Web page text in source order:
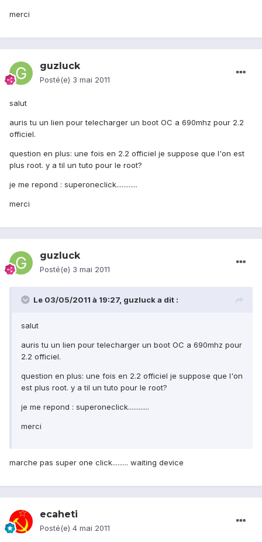
merci
guzluck
Posté(e) 3 mai 2011
salut
auris tu un lien pour telecharger un boot OC a 690mhz pour 2.2
officiel.
question en plus: une fois en 2.2 officiel je suppose que l'on est
plus root. y a til un tuto pour le root?
je me repond : superoneclick............
merci
guzluck
Posté(e) 3 mai 2011
Le 03/05/2011 à 19:27, guzluck a dit :
salut
auris tu un lien pour telecharger un boot OC a 690mhz pour
2.2 officiel.
question en plus: une fois en 2.2 officiel je suppose que l'on
est plus root. y a til un tuto pour le root?
je me repond : superoneclick............
merci
marche pas super one click......... waiting device
ecaheti
Posté(e) 4 mai 2011